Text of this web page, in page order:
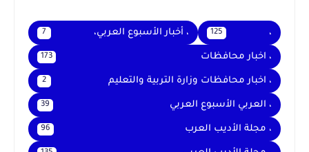
، 125 ، أخبار الأسبوع العربي، 7
، اخبار محافظات 173
، اخبار محافظات وزارة التربية والتعليم 2
، العربي الأسبوع العربي 39
، مجلة الأديب العرب 96